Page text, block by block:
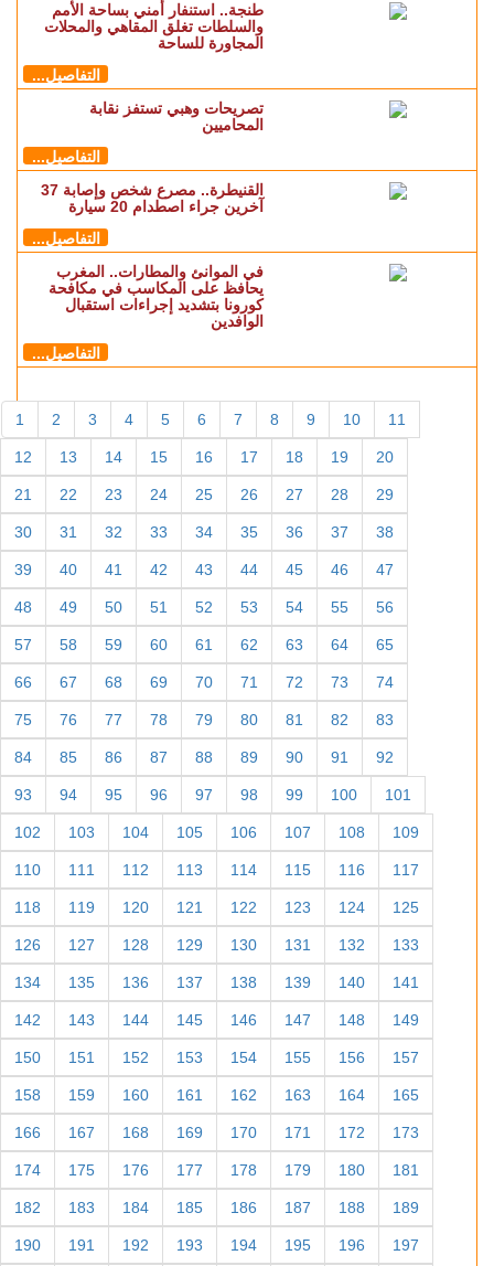
طنجة.. استنفار أمني بساحة الأمم
والسلطات تغلق المقاهي والمحلات
المجاورة للساحة
التفاصيل...
تصريحات وهبي تستفز نقابة
المحاميين
التفاصيل...
القنيطرة.. مصرع شخص وإصابة 37
آخرين جراء اصطدام 20 سيارة
التفاصيل...
في الموانئ والمطارات.. المغرب
يحافظ على المكاسب في مكافحة
كورونا بتشديد إجراءات استقبال
الوافدين
التفاصيل...
1 2 3 4 5 6 7 8 9 10 11
12 13 14 15 16 17 18 19 20
21 22 23 24 25 26 27 28 29
30 31 32 33 34 35 36 37 38
39 40 41 42 43 44 45 46 47
48 49 50 51 52 53 54 55 56
57 58 59 60 61 62 63 64 65
66 67 68 69 70 71 72 73 74
75 76 77 78 79 80 81 82 83
84 85 86 87 88 89 90 91 92
93 94 95 96 97 98 99 100 101
102 103 104 105 106 107 108 109
110 111 112 113 114 115 116 117
118 119 120 121 122 123 124 125
126 127 128 129 130 131 132 133
134 135 136 137 138 139 140 141
142 143 144 145 146 147 148 149
150 151 152 153 154 155 156 157
158 159 160 161 162 163 164 165
166 167 168 169 170 171 172 173
174 175 176 177 178 179 180 181
182 183 184 185 186 187 188 189
190 191 192 193 194 195 196 197